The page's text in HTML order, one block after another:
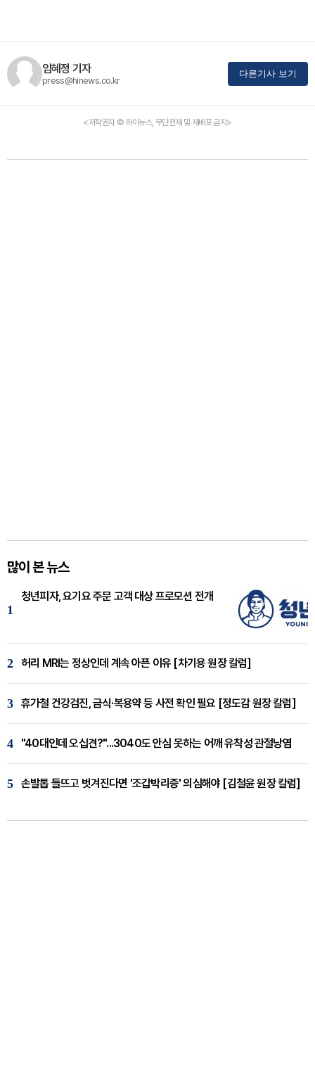
임혜정 기자
press@hinews.co.kr
다른기사 보기
<저작권자 © 하이뉴스, 무단전재 및 재배포 금지>
많이 본 뉴스
1
청년피자, 요기요 주문 고객 대상 프로모션 전개
2 허리 MRI는 정상인데 계속 아픈 이유 [차기용 원장 칼럼]
3 휴가철 건강검진, 금식·복용약 등 사전 확인 필요 [정도감 원장 칼럼]
4 "40대인데 오십견?"...3040도 안심 못하는 어깨 유착성 관절낭염
5 손발톱 들뜨고 벗겨진다면 '조갑박리증' 의심해야 [김철윤 원장 칼럼]